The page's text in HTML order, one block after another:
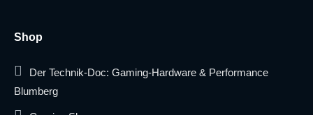
Shop
Der Technik-Doc: Gaming-Hardware & Performance
Blumberg